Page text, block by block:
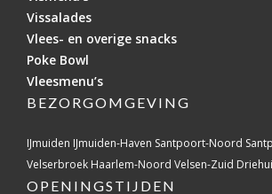
Vissalades
Vlees- en overige snacks
Poke Bowl
Vleesmenu’s
BEZORGOMGEVING
IJmuiden IJmuiden-Haven Santpoort-Noord
Velserbroek Haarlem-Noord Velsen-Zuid
OPENINGSTIJDEN